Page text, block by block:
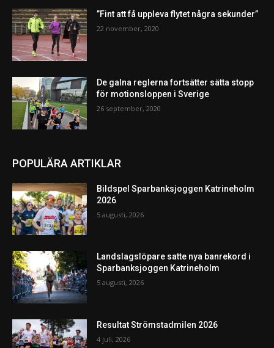
”Fint att få uppleva flytet några sekunder”
22 november, 2020
De galna reglerna fortsätter sätta stopp
för motionsloppen i Sverige
26 september, 2020
POPULÄRA ARTIKLAR
Bildspel Sparbanksjoggen Katrineholm
2026
5 augusti, 2026
Landslagslöpare satte nya banrekord i
Sparbanksjoggen Katrineholm
5 augusti, 2026
Resultat Strömstadmilen 2026
4 juli, 2026